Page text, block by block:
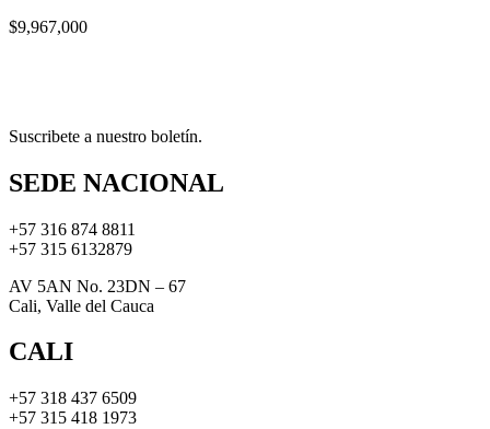
$9,967,000
Suscribete a nuestro boletín.
SEDE NACIONAL
+57 316 874 8811
+57 315 6132879
AV 5AN No. 23DN – 67
Cali, Valle del Cauca
CALI
+57 318 437 6509
+57 315 418 1973